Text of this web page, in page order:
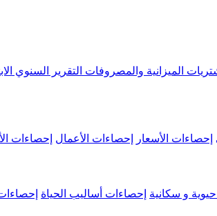
الميزانية والمصروفات التقرير السنوي
إحصاءات الأسعار إحصاءات الأعمال إحصاءات
و سكانية إحصاءات أساليب الحياة